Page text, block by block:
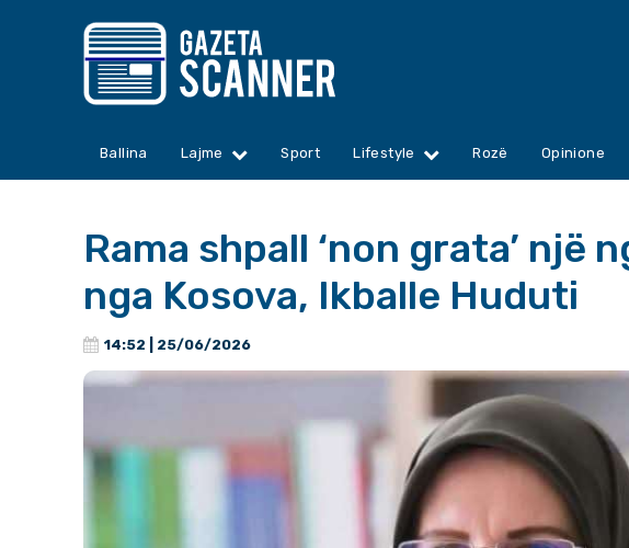
Ballina Lajme Sport Lifestyle Rozë Opinione
Rama shpall ‘non grata’ një
nga Kosova, Ikballe Huduti
14:52 | 25/06/2026